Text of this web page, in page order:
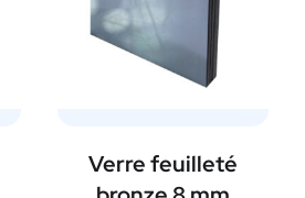
Verre feuilleté